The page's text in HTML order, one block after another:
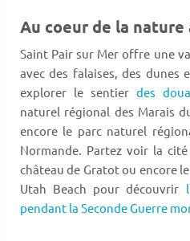
Au coeur de la
Saint Pair sur Mer offre une
avec des falaises, des dunes
explorer le sentier des
naturel régional des Marais
encore le parc naturel
Normande. Partez voir la
château de Gratot ou encore
Utah Beach pour découvrir
pendant la Seconde Guerre